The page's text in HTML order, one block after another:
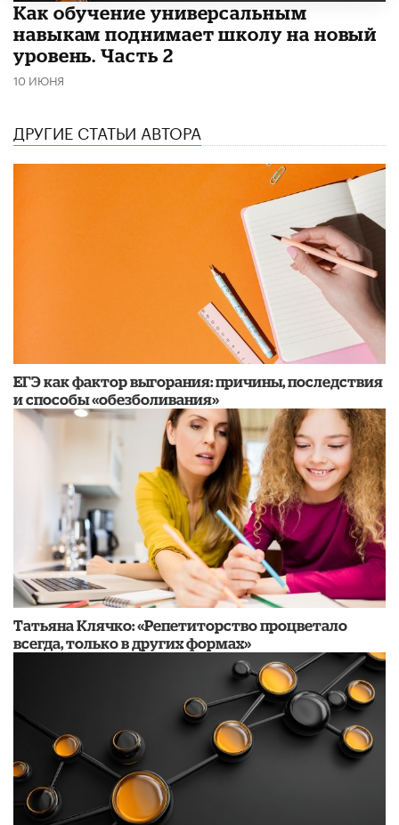
​Как обучение универсальным
навыкам поднимает школу на новый
уровень. Часть 2
10 ИЮНЯ
ДРУГИЕ СТАТЬИ АВТОРА
​ЕГЭ как фактор выгорания: причины, последствия
и способы «обезболивания»
​Татьяна Клячко: «Репетиторство процветало
всегда, только в других формах»